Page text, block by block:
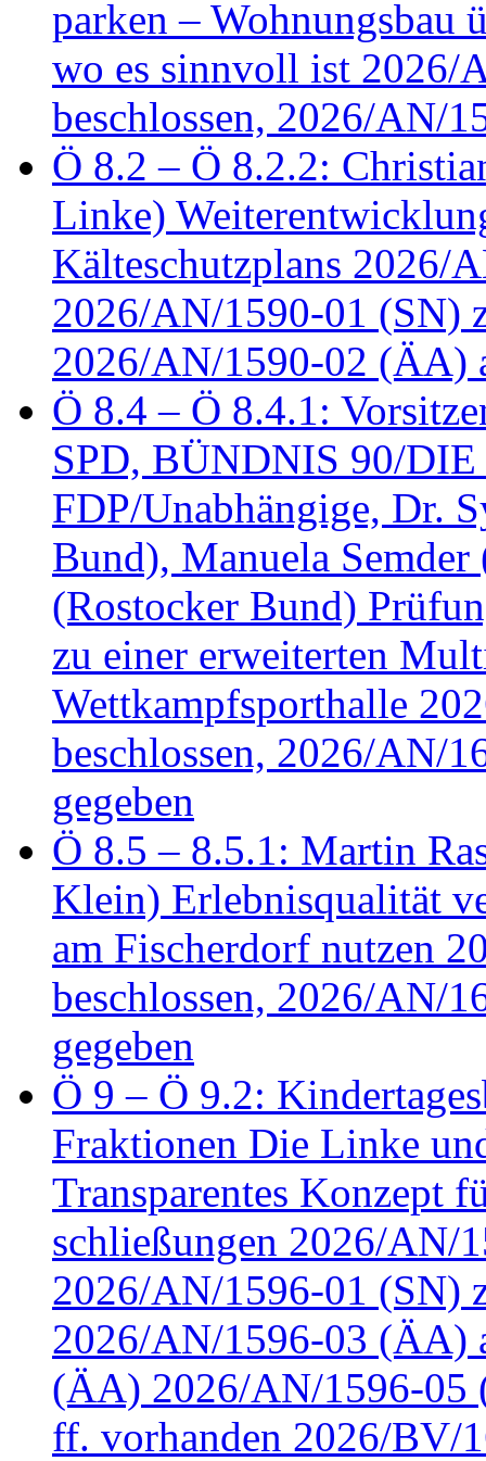
parken – Wohnungsbau
wo es sinnvoll ist 2026/
beschlossen, 2026/AN/
Ö 8.2 – Ö 8.2.2:
Linke)
Kälteschutzplans 2026/
2026/AN/1590-01 (SN)
2026/AN/1590-02 (ÄA)
Ö 8.4 – Ö 8.4.1:
SPD, BÜNDNIS 90/
FDP/Unabhängige, Dr.
Bund), Manuela
(Rostocker Bund)
zu einer erweiterten
Wettkampfsporthalle
beschlossen, 2026/AN/
gegeben
Ö 8.5 – 8.5.1: Martin
Klein) Erlebnisqualität
am Fischerdorf nutzen
beschlossen, 2026/AN/
gegeben
Ö 9 – Ö 9.2:
Fraktionen Die Linke
Transparentes Konzept
schließungen 2026/AN/
2026/AN/1596-01 (SN)
2026/AN/1596-03 (ÄA)
(ÄA) 2026/AN/1596-05
ff. vorhanden 2026/BV/